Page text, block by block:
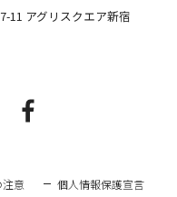
11 アグリスクエア新宿
意 個人情報保護宣言